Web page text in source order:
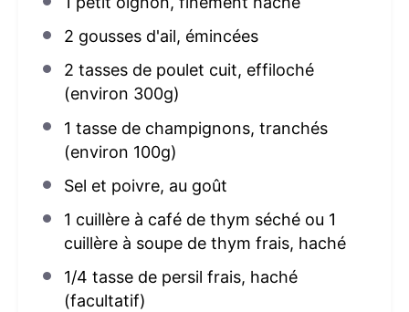
2 gousses d'ail, émincées
2 tasses de poulet cuit, effiloché
(environ 300g)
1 tasse de champignons, tranchés
(environ 100g)
Sel et poivre, au goût
1 cuillère à café de thym séché ou 1
cuillère à soupe de thym frais, haché
1/4 tasse de persil frais, haché
(facultatif)